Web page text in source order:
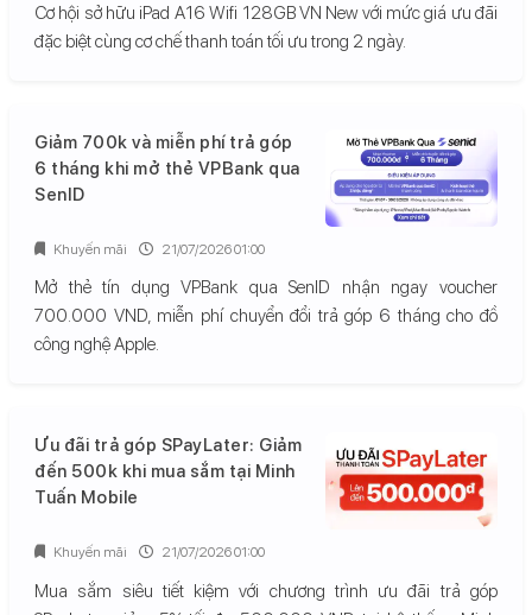
Cơ hội sở hữu iPad A16 Wifi 128GB VN New với mức giá ưu đãi
đặc biệt cùng cơ chế thanh toán tối ưu trong 2 ngày.
Giảm 700k và miễn phí trả góp
6 tháng khi mở thẻ VPBank qua
SenID
Mở thẻ tín dụng VPBank qua SenID nhận ngay voucher
700.000 VND, miễn phí chuyển đổi trả góp 6 tháng cho đồ
công nghệ Apple.
Khuyến mãi 21/07/2026 01:00
Ưu đãi trả góp SPayLater: Giảm
đến 500k khi mua sắm tại Minh
Tuấn Mobile
Mua sắm siêu tiết kiệm với chương trình ưu đãi trả góp
Khuyến mãi 21/07/2026 01:00